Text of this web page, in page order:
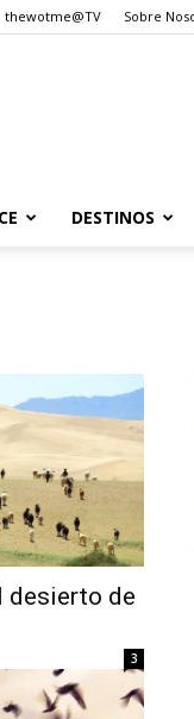
thewotme@TV Sobre
DESTINOS
desierto de
3